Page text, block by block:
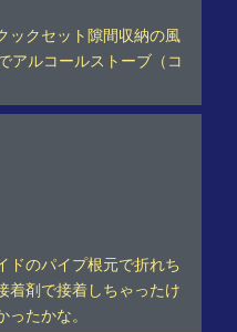
ックセット隙間収納の風
アルコールストーブ（コ
ドのパイプ根元で折れち
着剤で接着しちゃったけ
ったかな。